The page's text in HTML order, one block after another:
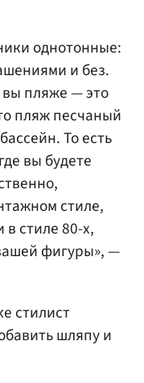
однотонные:
и без.
вы пляже — это
пляж песчаный
То есть
вы будете
стиле,
в стиле 80-х,
фигуры», —
стилист
шляпу и